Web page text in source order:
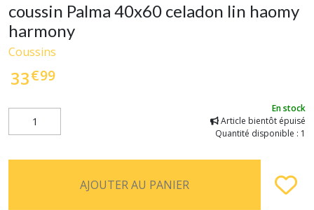
coussin Palma 40x60 celadon lin haomy
harmony
Coussins
33€99
En stock
Article bientôt épuisé
Quantité disponible : 1
AJOUTER AU PANIER